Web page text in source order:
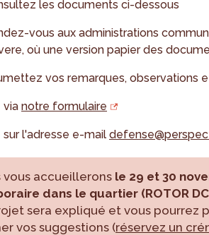
les documents ci-dessous
vous aux administrations
où une version papier des
vos remarques, observations
vianotre formulaire
sur l'adresse e-mail
vous accueillerons le 29 et 30
dans le quartier (ROTOR
sera expliqué et vous pourrez
vos suggestions (réservez un